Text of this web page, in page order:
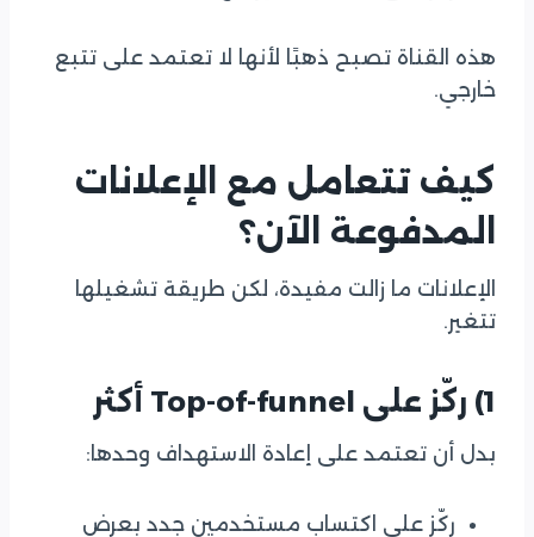
هذه القناة تصبح ذهبًا لأنها لا تعتمد على تتبع
خارجي.
كيف تتعامل مع الإعلانات
المدفوعة الآن؟
الإعلانات ما زالت مفيدة، لكن طريقة تشغيلها
تتغير.
1) ركّز على Top-of-funnel أكثر
بدل أن تعتمد على إعادة الاستهداف وحدها:
ركّز على اكتساب مستخدمين جدد بعرض